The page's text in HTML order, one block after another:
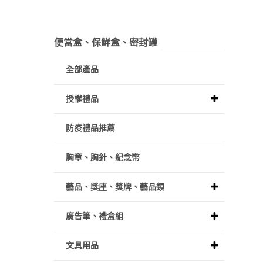
便當盒、保鮮盒、密封罐
全部產品
授權禮品
防疫禮品推薦
胸章、胸針、紀念幣
藝品、獎座、獎牌、藝品類
廣告筆、禮盒組
文具用品